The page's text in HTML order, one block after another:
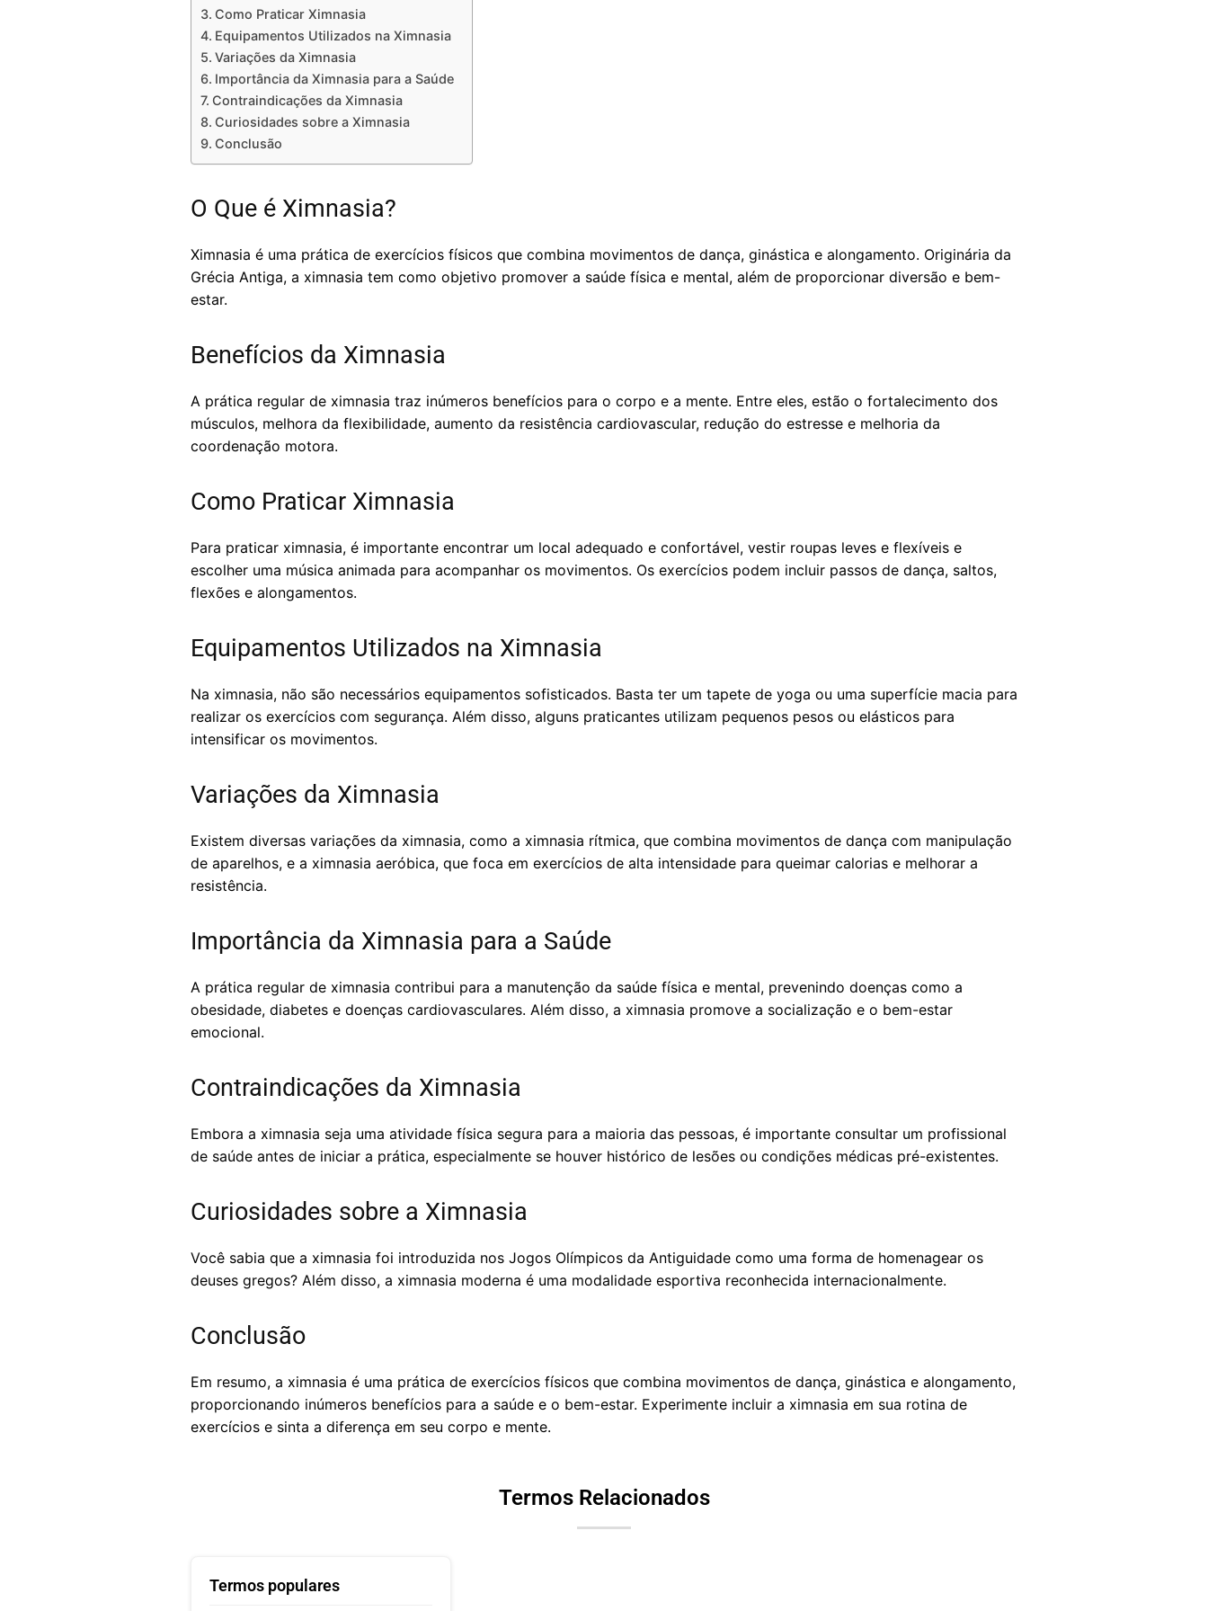
Como Praticar Ximnasia
Equipamentos Utilizados na Ximnasia
Variações da Ximnasia
Importância da Ximnasia para a Saúde
Contraindicações da Ximnasia
Curiosidades sobre a Ximnasia
Conclusão
O Que é Ximnasia?
Ximnasia é uma prática de exercícios físicos que combina movimentos de dança, ginástica e alongamento. Originária da
Grécia Antiga, a ximnasia tem como objetivo promover a saúde física e mental, além de proporcionar diversão e bem-
estar.
Benefícios da Ximnasia
A prática regular de ximnasia traz inúmeros benefícios para o corpo e a mente. Entre eles, estão o fortalecimento dos
músculos, melhora da flexibilidade, aumento da resistência cardiovascular, redução do estresse e melhoria da
coordenação motora.
Como Praticar Ximnasia
Para praticar ximnasia, é importante encontrar um local adequado e confortável, vestir roupas leves e flexíveis e
escolher uma música animada para acompanhar os movimentos. Os exercícios podem incluir passos de dança, saltos,
flexões e alongamentos.
Equipamentos Utilizados na Ximnasia
Na ximnasia, não são necessários equipamentos sofisticados. Basta ter um tapete de yoga ou uma superfície macia para
realizar os exercícios com segurança. Além disso, alguns praticantes utilizam pequenos pesos ou elásticos para
intensificar os movimentos.
Variações da Ximnasia
Existem diversas variações da ximnasia, como a ximnasia rítmica, que combina movimentos de dança com manipulação
de aparelhos, e a ximnasia aeróbica, que foca em exercícios de alta intensidade para queimar calorias e melhorar a
resistência.
Importância da Ximnasia para a Saúde
A prática regular de ximnasia contribui para a manutenção da saúde física e mental, prevenindo doenças como a
obesidade, diabetes e doenças cardiovasculares. Além disso, a ximnasia promove a socialização e o bem-estar
emocional.
Contraindicações da Ximnasia
Embora a ximnasia seja uma atividade física segura para a maioria das pessoas, é importante consultar um profissional
de saúde antes de iniciar a prática, especialmente se houver histórico de lesões ou condições médicas pré-existentes.
Curiosidades sobre a Ximnasia
Você sabia que a ximnasia foi introduzida nos Jogos Olímpicos da Antiguidade como uma forma de homenagear os
deuses gregos? Além disso, a ximnasia moderna é uma modalidade esportiva reconhecida internacionalmente.
Conclusão
Em resumo, a ximnasia é uma prática de exercícios físicos que combina movimentos de dança, ginástica e alongamento,
proporcionando inúmeros benefícios para a saúde e o bem-estar. Experimente incluir a ximnasia em sua rotina de
exercícios e sinta a diferença em seu corpo e mente.
Termos Relacionados
Termos populares